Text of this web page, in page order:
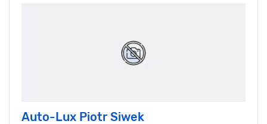
Auto-Lux Piotr Siwek